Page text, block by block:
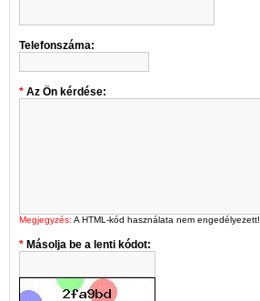
Telefonszáma:
Az Ön kérdése:
Megjegyzés: A HTML-kód használata nem engedélyezett!
Másolja be a lenti kódot: